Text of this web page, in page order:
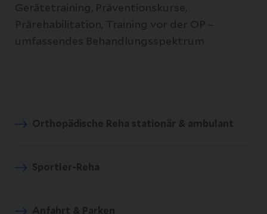
Gerätetraining, Präventionskurse,
Prärehabilitation, Training vor der OP –
umfassendes Behandlungsspektrum
Orthopädische Reha stationär & ambulant
Sportler-Reha
Anfahrt & Parken